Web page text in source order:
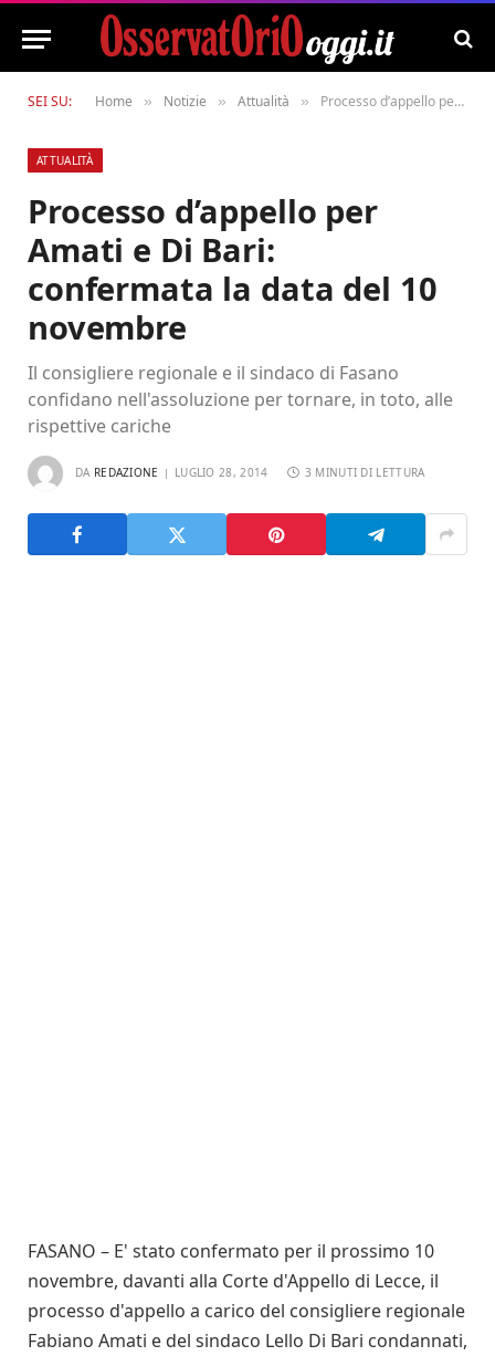
SEI SU: Home » Notizie » Attualità » Processo d’appello per Amati e Di Bari: confermata la data del 10 novembre
ATTUALITÀ
Processo d’appello per
Amati e Di Bari:
confermata la data del 10
novembre
Il consigliere regionale e il sindaco di Fasano
confidano nell'assoluzione per tornare, in toto, alle
rispettive cariche
DA REDAZIONE LUGLIO 28, 2014 3 MINUTI DI LETTURA
FASANO – E' stato confermato per il prossimo 10
novembre, davanti alla Corte d'Appello di Lecce, il
processo d'appello a carico del consigliere regionale
Fabiano Amati e del sindaco Lello Di Bari condannati,